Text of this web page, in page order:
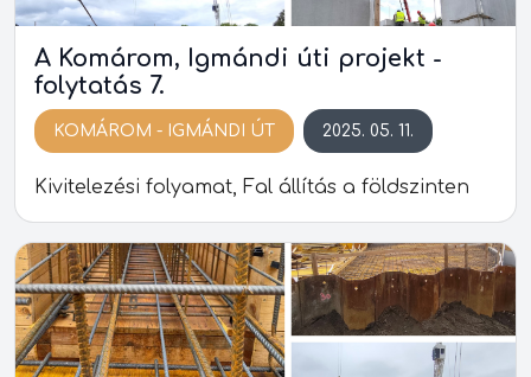
A Komárom, Igmándi úti projekt -
folytatás 7.
KOMÁROM - IGMÁNDI ÚT 2025. 05. 11.
Kivitelezési folyamat, Fal állítás a földszinten